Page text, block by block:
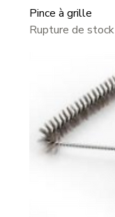
Pince à grille
Rupture de stock